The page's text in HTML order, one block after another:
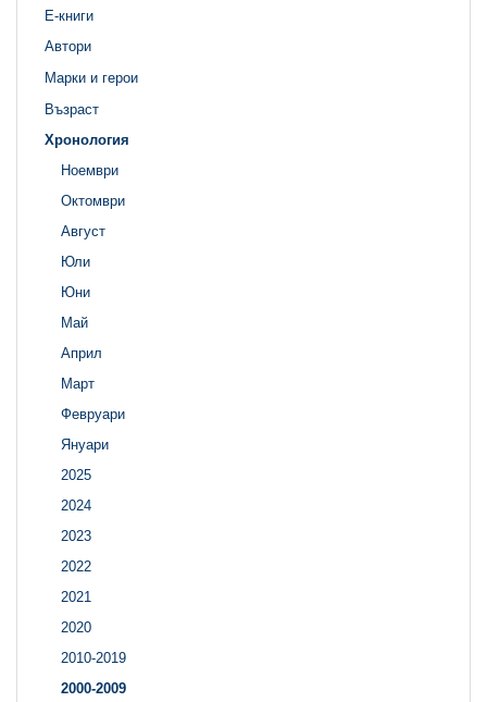
Е-книги
Автори
Марки и герои
Възраст
Хронология
Ноември
Октомври
Август
Юли
Юни
Май
Април
Март
Февруари
Януари
2025
2024
2023
2022
2021
2020
2010-2019
2000-2009